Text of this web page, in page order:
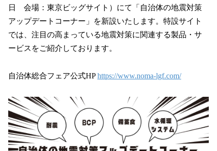
み
込
み
中
す
日 会場：東京ビッグサイト）にて「自治体の地震対策
アップデートコーナー」を新設いたします。特設サイト
では、注目の高まっている地震対策に関連する製品・サ
ービスをご紹介しております。
自治体総合フェア公式HPhttps://www.noma-lgf.com/